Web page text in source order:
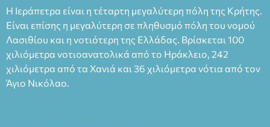
Η Ιεράπετρα είναι η τέταρτη μεγαλύτερη πόλη της Κρήτης.
Είναι επίσης η μεγαλύτερη σε πληθυσμό πόλη του νομού
Λασιθίου και η νοτιότερη της Ελλάδας. Βρίσκεται 100
χιλιόμετρα νοτιοανατολικά από το Ηράκλειο, 242
χιλιόμετρα από τα Χανιά και 36 χιλιόμετρα νότια από τον
Άγιο Νικόλαο.